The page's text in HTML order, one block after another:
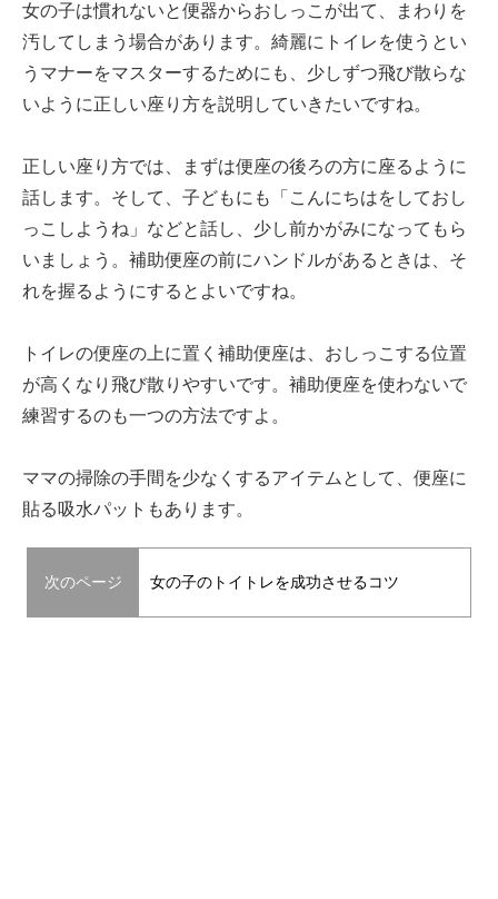
女の子は慣れないと便器からおしっこが出て、まわりを
汚してしまう場合があります。綺麗にトイレを使うとい
うマナーをマスターするためにも、少しずつ飛び散らな
いように正しい座り方を説明していきたいですね。
正しい座り方では、まずは便座の後ろの方に座るように
話します。そして、子どもにも「こんにちはをしておし
っこしようね」などと話し、少し前かがみになってもら
いましょう。補助便座の前にハンドルがあるときは、そ
れを握るようにするとよいですね。
トイレの便座の上に置く補助便座は、おしっこする位置
が高くなり飛び散りやすいです。補助便座を使わないで
練習するのも一つの方法ですよ。
ママの掃除の手間を少なくするアイテムとして、便座に
貼る吸水パットもあります。
次のページ 女の子のトイトレを成功させるコツ